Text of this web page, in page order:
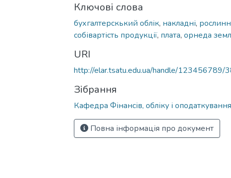
Ключові слова
бухгалтерскький облік, накладні,
собівартість продукції, плата, орнеда
URI
http://elar.tsatu.edu.ua/handle/123456789/
Зібрання
Кафедра Фінансів, обліку і оподаткування
Повна інформація про документ